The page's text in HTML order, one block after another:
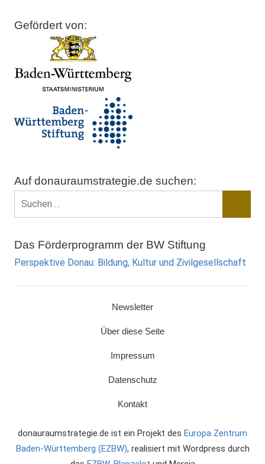
EUSDR
Jahresforum
Jährliches
Forum
Gefördert von:
Auf donauraumstrategie.de suchen:
Suchen
nach:
Das Förderprogramm der BW Stiftung
Perspektive Donau: Bildung, Kultur und Zivilgesellschaft
Newsletter
Über diese Seite
Impressum
Datenschutz
Kontakt
donauraumstrategie.de ist ein Projekt des Europa Zentrum
Baden-Württemberg (EZBW), realisiert mit Wordpress durch